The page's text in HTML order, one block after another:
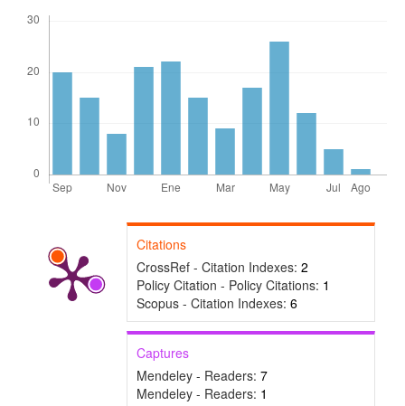
Citations
CrossRef - Citation Indexes: 2
Policy Citation - Policy Citations: 1
Scopus - Citation Indexes: 6
Captures
Mendeley - Readers: 7
Mendeley - Readers: 1